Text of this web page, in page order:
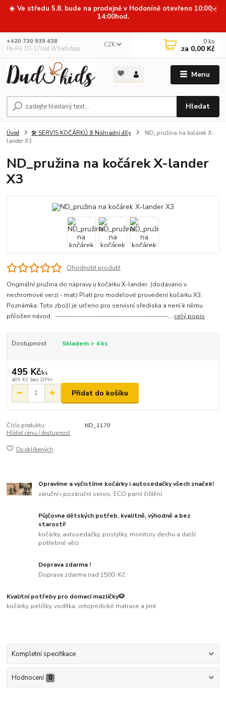
☀️ Ve středu 5.8. bude na prodejně v Hodoníně otevřeno 10:00 -
14:00hod.
Menu
CZK
Hledat
+420 730 939 438
Po-Pá 10-17hod WhatsApp
0 ks
za 0,00 Kč
Úvod 🛠️ SERVIS KOČÁRKŮ & Náhradní díly
ND_pružina na kočárek X-
lander X3
ND_pružina na kočárek X-lander
X3
Ohodnotit produkt
Originální pružina do nápravy u kočárku X-lander. (dodáváno v
nechromové verzi - mat) Platí pro modelové provedení kočárku X3.
Poznámka: Toto zboží je určeno pro servisní sřediska a není k němu
přiložen návod. ---------------------------------------------... celý popis
Dostupnost Skladem > 4 ks
495 Kč/ks
409 Kč bez DPH
Přidat do košíku
Číslo produktu:
ND_1170
Hlídat cenu / dostupnost
Do oblíbených
Opravíme a vyčistíme kočárky i autosedačky všech značek!
záruční i pozáruční servis, ECO parní čištění
Půjčovna dětských potřeb, kvalitně, výhodně a bez
starostí!
kočárky, autosedačky, postýlky, monitory dechu a další
potřebné věci
Doprava zdarma !
Doprava zdarma nad 1500,-Kč.
Kvalitní potřeby pro domací mazlíčky🐶
kočárky, pelíšky, vodítka, ortopedické matrace a jiné
Kompletní specifikace
Hodnocení 0